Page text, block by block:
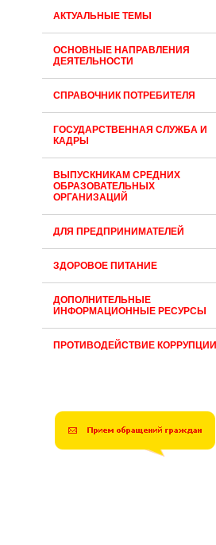
АКТУАЛЬНЫЕ ТЕМЫ
ОСНОВНЫЕ НАПРАВЛЕНИЯ
ДЕЯТЕЛЬНОСТИ
СПРАВОЧНИК ПОТРЕБИТЕЛЯ
ГОСУДАРСТВЕННАЯ СЛУЖБА И
КАДРЫ
ВЫПУСКНИКАМ СРЕДНИХ
ОБРАЗОВАТЕЛЬНЫХ
ОРГАНИЗАЦИЙ
ДЛЯ ПРЕДПРИНИМАТЕЛЕЙ
ЗДОРОВОЕ ПИТАНИЕ
ДОПОЛНИТЕЛЬНЫЕ
ИНФОРМАЦИОННЫЕ РЕСУРСЫ
ПРОТИВОДЕЙСТВИЕ КОРРУПЦИИ